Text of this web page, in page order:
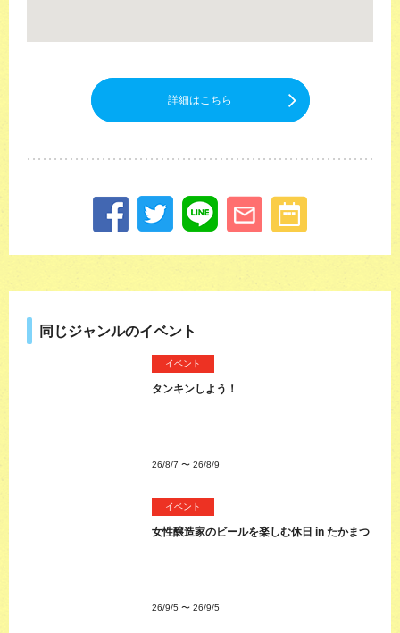
詳細はこちら
同じジャンルのイベント
イベント
タンキンしよう！
26/8/7 〜 26/8/9
イベント
女性醸造家のビールを楽しむ休日 in たかまつ
26/9/5 〜 26/9/5